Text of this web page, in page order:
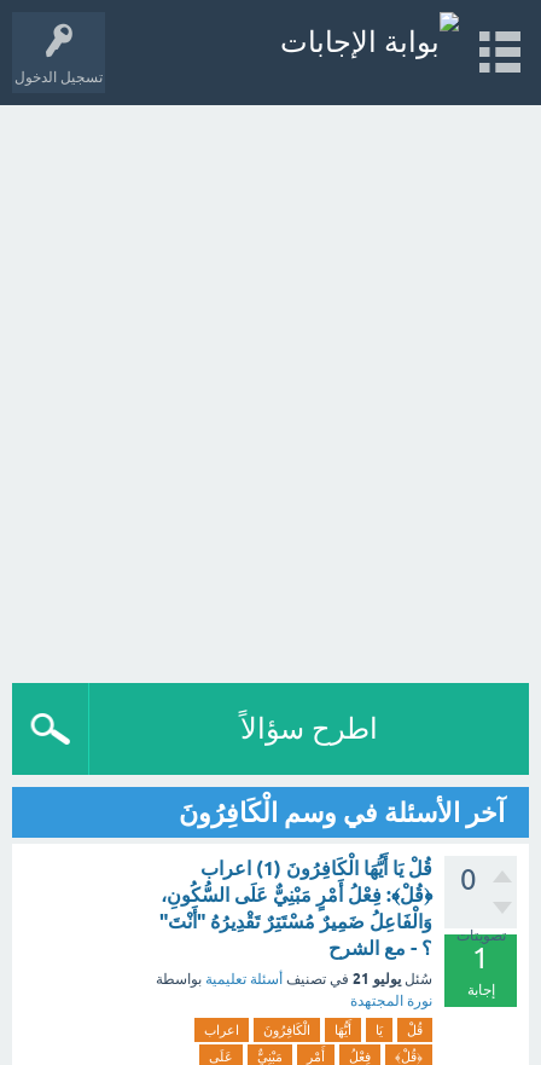
تسجيل الدخول
اطرح سؤالاً
آخر الأسئلة في وسم الْكَافِرُونَ
0
تصويتات
1
إجابة
قُلْ يَا أَيُّهَا الْكَافِرُونَ (1) اعراب
﴿قُلْ﴾: فِعْلُ أَمْرٍ مَبْنِيٌّ عَلَى السُّكُونِ،
وَالْفَاعِلُ ضَمِيرٌ مُسْتَتِرٌ تَقْدِيرُهُ "أَنْتَ"
؟ - مع الشرح
سُئل يوليو 21 في تصنيف أسئلة تعليمية بواسطة
نورة المجتهدة
قُلْ يَا أَيُّهَا الْكَافِرُونَ
اعراب
﴿قُلْ﴾
فِعْلُ أَمْرٍ مَبْنِيٌّ
عَلَى